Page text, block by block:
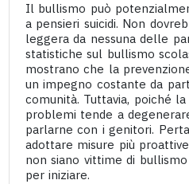
Il bullismo può
a pensieri suicidi. Non
leggera da nessuna delle
statistiche sul bullismo
mostrano che la
un impegno costante da
comunità. Tuttavia, poiché
problemi tende a
parlarne con i genitori.
adottare misure più
non siano vittime di
per iniziare.